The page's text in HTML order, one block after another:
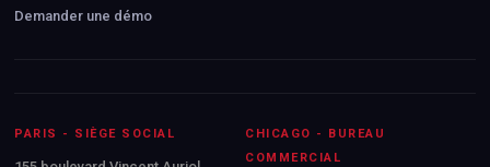
Demander une démo
PARIS - SIÈGE SOCIAL
CHICAGO - BUREAU
COMMERCIAL